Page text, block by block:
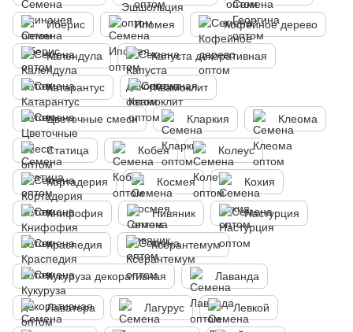
Иберис Ипомея Кофейное дерево
Календула Капуста декоративная
Катарантус Квамоклит
Цветочные смеси Кларкия Клеома
Статица Кобея Колеус
Кортадерия Космея Кохия
Книфофия Нивяник Настурция
Краспедия Ксерантемум
Кукуруза декоративная Лаванда
Лаватера Лагурус Левкой